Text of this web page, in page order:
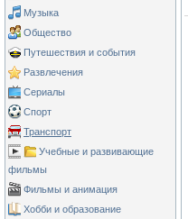
Музыка
Общество
Путешествия и события
Развлечения
Сериалы
Спорт
Транспорт
Учебные и развивающие
фильмы
Фильмы и анимация
Хобби и образование